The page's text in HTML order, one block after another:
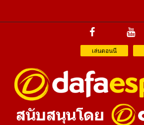
เล่นตอนนี